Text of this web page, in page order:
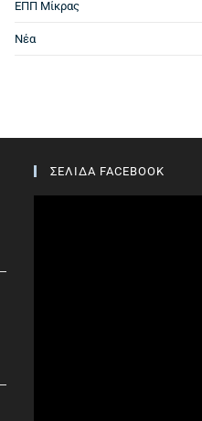
ΕΠΠ Μίκρας
Νέα
ΣΕΛΙΔΑ FACEBOOK